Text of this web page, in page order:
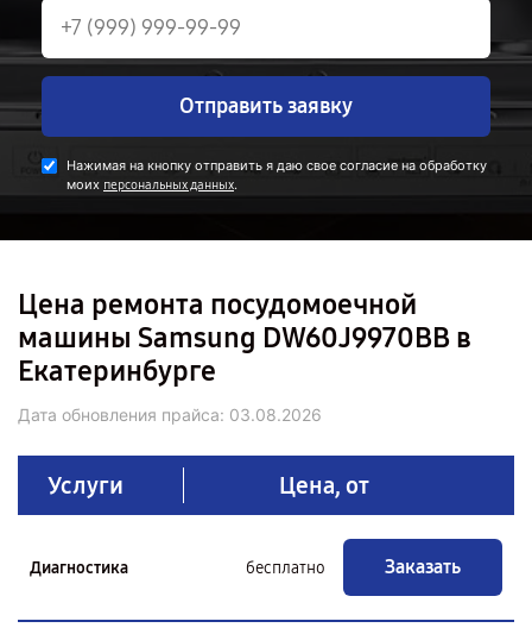
Отправить заявку
Нажимая на кнопку отправить я даю свое согласие на обработку
моих персональных данных.
Цена ремонта посудомоечной
машины Samsung DW60J9970BB в
Екатеринбурге
Дата обновления прайса: 03.08.2026
Услуги Цена, от
Диагностика бесплатно Заказать